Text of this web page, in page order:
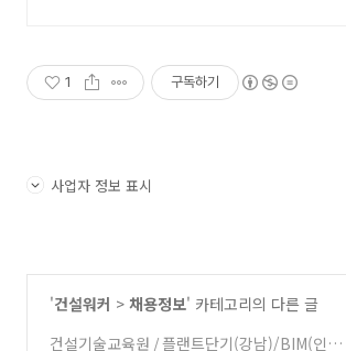
1 구독하기
사업자 정보 표시
'건설워커 > 채용정보' 카테고리의 다른 글
건설기술교육원 / 플랜트단기(강남)/BIM(인천) /